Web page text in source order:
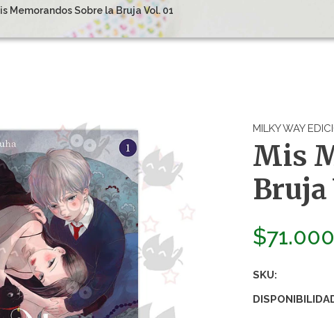
Memorandos Sobre la Bruja Vol. 01
MILKY WAY
Mis
Bruja
$71.000
SKU: